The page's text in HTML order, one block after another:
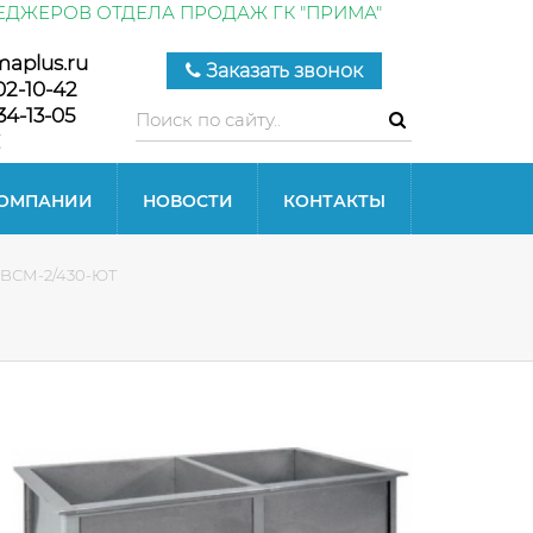
ОТДЕЛА ПРОДАЖ ГК "ПРИМА"
10-42
13-05
Заказать звонок
НОВОСТИ КОНТАКТЫ
2/430-ЮТ